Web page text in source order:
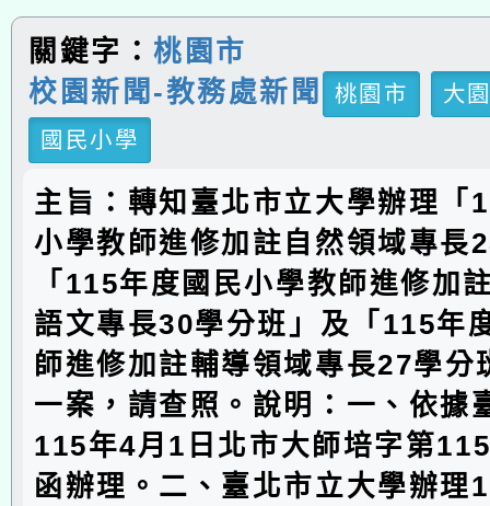
關鍵字：桃園市
校園新聞-教務處新聞
桃園市
大
國民小學
主旨：轉知臺北市立大學辦理「
小學教師進修加註自然領域專長
「115年度國民小學教師進修加
語文專長30學分班」及「115年
師進修加註輔導領域專長27學分
一案，請查照。說明：一、依據
115年4月1日北市大師培字第
函辦理。二、臺北市立大學辦理